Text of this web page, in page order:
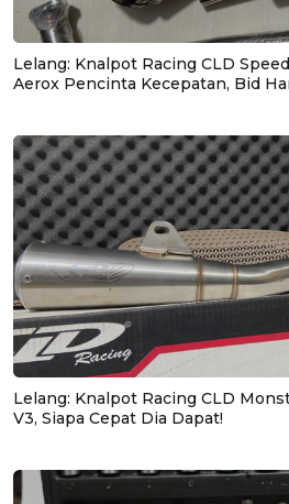
Lelang: Knalpot Racing CLD
Aerox Pencinta Kecepatan, Bid
Lelang: Knalpot Racing CLD
V3, Siapa Cepat Dia Dapat!